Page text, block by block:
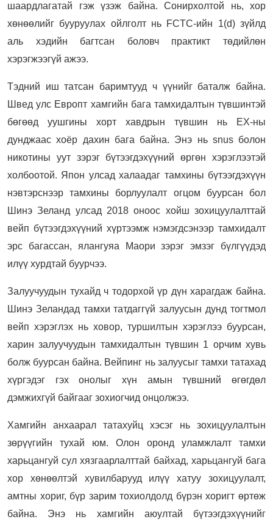
шаардлагатай гэж үзэж байна. Сонирхолтой нь, хор
хөнөөлийг бууруулах ойлголт нь FCTC-ийн 1(d) зүйлд
аль хэдийн багтсан боловч практикт төдийлөн
хэрэгжээгүй ажээ.
Тэдний иш татсан баримтууд ч үүнийг баталж байна.
Швед улс Европт хамгийн бага тамхидалтын түвшинтэй
бөгөөд уушгины хорт хавдрын түвшин нь ЕХ-ны
дунджаас хоёр дахин бага байна. Энэ нь snus болон
никотины уут зэрэг бүтээгдэхүүний өргөн хэрэглээтэй
холбоотой. Япон улсад халаадаг тамхины бүтээгдэхүүн
нэвтэрснээр тамхины борлуулалт огцом буурсан бол
Шинэ Зеланд улсад 2018 оноос хойш зохицуулалттай
вейп бүтээгдэхүүний хүртээмж нэмэгдсэнээр тамхидалт
эрс багассан, ялангуяа Маори зэрэг эмзэг бүлгүүдэд
илүү хурдтай буурчээ.
Залуучуудын тухайд ч тодорхой үр дүн харагдаж байна.
Шинэ Зеландад тамхи татдаггүй залуусын дунд тогтмол
вейп хэрэглэх нь ховор, туршилтын хэрэглээ буурсан,
харин залуучуудын тамхидалтын түвшин 1 орчим хувь
болж буурсан байна. Вейпинг нь залуусыг тамхи татахад
хүргэдэг гэх онолыг хүн амын түвшний өгөгдөл
дэмжихгүй байгааг зохиогчид онцолжээ.
Хамгийн анхаарал татахуйц хэсэг нь зохицуулалтын
зөрүүгийн тухай юм. Олон оронд уламжлалт тамхи
харьцангуй сул хязгаарлалттай байхад, харьцангуй бага
хор хөнөөлтэй хувилбарууд илүү хатуу зохицуулалт,
амтны хориг, бүр зарим тохиолдолд бүрэн хоригт өртөж
байна. Энэ нь хамгийн аюултай бүтээгдэхүүнийг